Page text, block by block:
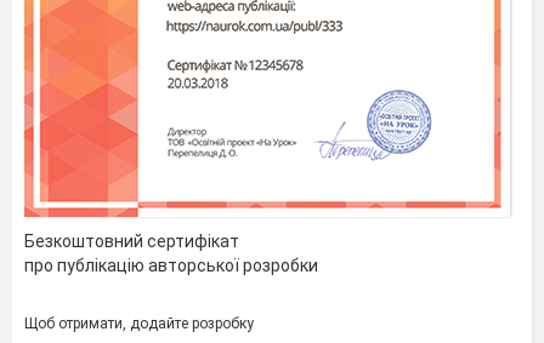
Безкоштовний сертифікат
про публікацію авторської розробки
Щоб отримати, додайте розробку